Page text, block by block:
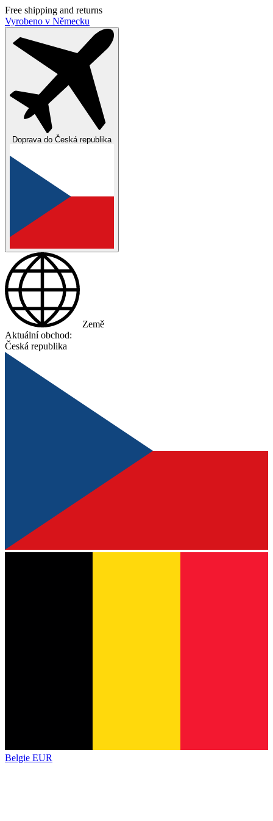
Free shipping and returns
Vyrobeno v Německu
Doprava do Česká republika
Země
Aktuální obchod:
Česká republika
Belgie EUR